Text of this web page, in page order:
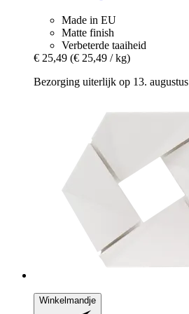
Made in EU
Matte finish
Verbeterde taaiheid
€ 25,49 (€ 25,49 / kg)
Bezorging uiterlijk op 13. augustus
Winkelmandje